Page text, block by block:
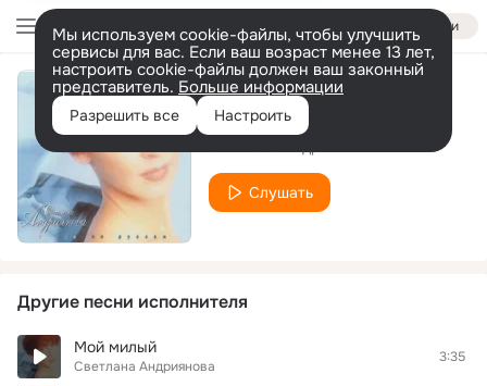
Войти
Мы используем cookie-файлы, чтобы улучшить
сервисы для вас. Если ваш возраст менее 13 лет,
настроить cookie-файлы должен ваш законный
представитель. Больше информации
Разрешить все Настроить
Моряк
Слушать
Другие песни исполнителя
Мой милый
Светлана Андриянова
3:35